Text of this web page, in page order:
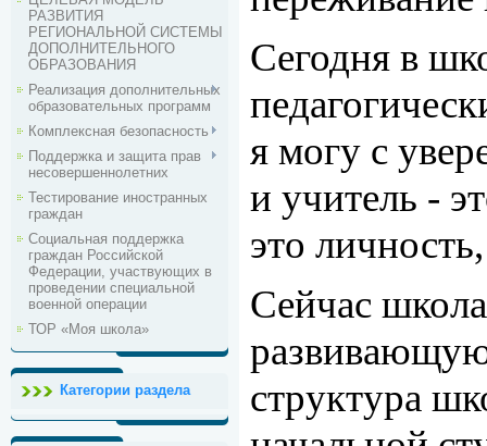
РАЗВИТИЯ
РЕГИОНАЛЬНОЙ СИСТЕМЫ
ДОПОЛНИТЕЛЬНОГО
ОБРАЗОВАНИЯ
Реализация дополнительных
образовательных программ
Комплексная безопасность
Поддержка и защита прав
несовершеннолетних
Тестирование иностранных
граждан
Социальная поддержка
граждан Российской
Федерации, участвующих в
проведении специальной
военной операции
ТОР «Моя школа»
Категории раздела
Сегодня в
я могу с
и учитель -
это
Сейчас
структура